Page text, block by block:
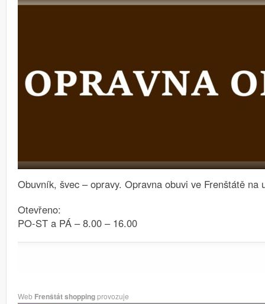
Obuvník, švec – opravy. Opravna obuvi ve Frenštátě na
Otevřeno:
PO-ST a PÁ – 8.00 – 16.00
Web Frenštát shoppingprovozuje